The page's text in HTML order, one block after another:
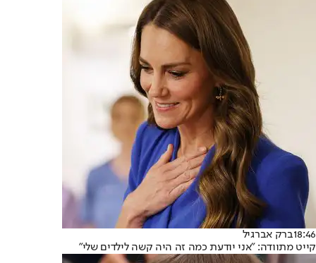
18:46ברק אברגיל
קייט מתוודה: "אני יודעת כמה זה היה קשה לילדים שלי"